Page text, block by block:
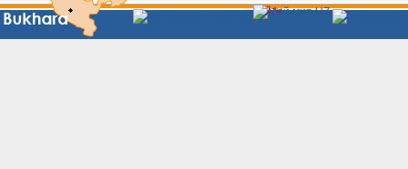
Сайты
Узбекистана